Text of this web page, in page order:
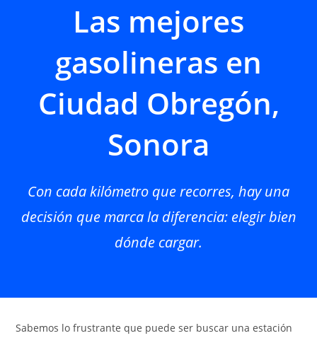
Las mejores
gasolineras en
Ciudad Obregón,
Sonora
Con cada kilómetro que recorres, hay una
decisión que marca la diferencia: elegir bien
dónde cargar.
Sabemos lo frustrante que puede ser buscar una estación